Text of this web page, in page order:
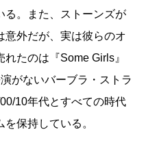
る。また、ストーンズが
意外だが、実は彼らのオ
たのは『Some Girls』
がないバーブラ・ストラ
10年代とすべての時代
保持している。